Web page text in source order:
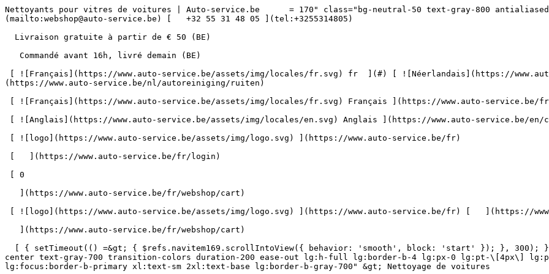
Nettoyants pour vitres de voitures | Auto-service.be      = 170" class="bg-neutral-50 text-gray-800 antialiased" id="pg-222" &gt;   [    webshop@auto-service.be ](mailto:webshop@auto-service.be) [   +32 55 31 48 05 ](tel:+3255314805) 

  Livraison gratuite à partir de € 50 (BE) 

   Commandé avant 16h, livré demain (BE) 

 [ ![Français](https://www.auto-service.be/assets/img/locales/fr.svg) fr  ](#) [ ![Néerlandais](https://www.auto-service.be/assets/img/locales/nl.svg) Néerlandais ](https://www.auto-service.be/nl/autoreiniging/ruiten) 

 [ ![Français](https://www.auto-service.be/assets/img/locales/fr.svg) Français ](https://www.auto-service.be/fr/nettoyage-de-voitures/vitres) 

 [ ![Anglais](https://www.auto-service.be/assets/img/locales/en.svg) Anglais ](https://www.auto-service.be/en/car-cleaning/windows) 

 [ ![logo](https://www.auto-service.be/assets/img/logo.svg) ](https://www.auto-service.be/fr) 

 [   ](https://www.auto-service.be/fr/login) 

 [ 0 

   ](https://www.auto-service.be/fr/webshop/cart)

 [ ![logo](https://www.auto-service.be/assets/img/logo.svg) ](https://www.auto-service.be/fr) [   ](https://www.auto-service.be/fr/login)     [ 0 

   ](https://www.auto-service.be/fr/webshop/cart)

  [ { setTimeout(() =&gt; { $refs.navitem169.scrollIntoView({ behavior: 'smooth', block: 'start' }); }, 300); }); }" class="relative z-30 flex items-center p-4 text-center text-gray-700 transition-colors duration-200 ease-out lg:h-full lg:border-b-4 lg:px-0 lg:pt-\[4px\] lg:pb-0 lg:text-xs lg:font-medium lg:text-gray-800 lg:focus:border-b-primary xl:text-sm 2xl:text-base lg:border-b-gray-700" &gt; Nettoyage de voitures      

 ](https://www.auto-service.be/fr/nettoyage-de-voitures) **Nettoyage de voitures** 

 [    ![Extérieur](https://www.auto-service.be/assets/media/30740/conversions/exterieur-navthumb.jpg)  

 Extérieur 

 ](https://www.auto-service.be/fr/nettoyage-de-voitures/exterieur) [    ![Shampooing auto](https://www.auto-service.be/assets/media/30734/conversions/autoshampoo-navthumb.jpg)  

 Shampooing auto 

 ](https://www.auto-service.be/fr/nettoyage-de-voitures/shampooing-auto) [    ![Intérieur](https://www.auto-service.be/assets/media/30732/conversions/interieur-navthumb.jpg)  

 Intérieur 

 ](https://www.auto-service.be/fr/nettoyage-de-voitures/interieur) [    ![Sellerie cuir](https://www.auto-service.be/assets/media/30721/conversions/lederen-bekleding-navthumb.jpg)  

 Sellerie cuir 

 ](https://www.auto-service.be/fr/nettoyage-de-voitures/sellerie-cuir) [    ![Jantes et pneus](https://www.auto-service.be/assets/media/30719/conversions/velgen-banden-navthumb.jpg)  

 Jantes et pneus 

 ](https://www.auto-service.be/fr/nettoyage-de-voitures/jantes-et-pneus) [    ![Polissage](https://www.auto-service.be/assets/media/30717/conversions/polijsten-navthumb.jpg)  

 Polissage 

 ](https://www.auto-service.be/fr/nettoyage-de-voitures/polissage) [    ![Vitres](https://www.auto-service.be/assets/media/30715/conversions/ruiten-navthumb.jpg)  

 Vitres 

 ](https://www.auto-service.be/fr/nettoyage-de-voitures/vitres) [    ![Cire et protection](https://www.auto-service.be/assets/media/30713/conversions/wax-protect-navthumb.jpg)  

 Cire et protection 

 ](https://www.auto-service.be/fr/nettoyage-de-voitures/cire-et-protection) [    ![Traitement anti-rayures](https://www.auto-service.be/assets/media/30711/conversions/krasbehandeling-navthumb.jpg)  

 Traitement anti-rayures 

 ](https://www.auto-service.be/fr/nettoyage-de-voitures/traitement-anti-rayures) [    ![Accessoires](https://www.auto-service.be/assets/media/30709/conversions/toebehoren-navthumb.jpg)  

 Accessoires 

 ](https://www.auto-service.be/fr/nettoyage-de-voitures/accessoires) [    ![Kits](https://www.auto-service.be/assets/media/30668/conversions/kits-navthumb.jpg)  

 Kits 

 ](https://www.auto-service.be/fr/nettoyage-de-voitures/kits) 

 [ { setTimeout(() =&gt; { $refs.navitem260.scrollIntoView({ behavior: 'smooth', block: 'start' }); }, 300); }); }" class="relative z-30 flex items-center p-4 text-center text-gray-700 transition-colors duration-200 ease-out lg:h-full lg:border-b-4 lg:px-0 lg:pt-\[4px\] lg:pb-0 lg:text-xs lg:font-medium lg:text-gray-800 lg:focus:border-b-primary xl:text-sm 2xl:text-base lg:border-b-transparent lg:hover:border-b-gray-300" &gt; Bagages et transport      

 ](https://www.auto-service.be/fr/bagages-et-transport) **Bagages et transport** 

 [    ![Porte-vélos](https://www.auto-service.be/assets/media/25667/conversions/fietsendragers-navthumb.jpg)  

 Porte-vélos 

 ](https://www.auto-service.be/fr/bagages-et-transport/porte-velos) [    ![Coffres de toit](https://www.auto-service.be/assets/media/25666/conversions/dakkoffer-navthumb.jpg)  

 Coffres de toit 

 ](https://www.auto-service.be/fr/bagages-et-transport/coffres-de-toit) [    ![Porte-bagages de toit](https://www.auto-service.be/assets/media/25668/conversions/dakdrager-navthumb.jpg)  

 Porte-bagages de toit 

 ](https://www.auto-service.be/fr/bagages-et-transport/porte-bagages-de-toit) [    ![Accessoires de remorque](https://www.auto-service.be/assets/media/18910/conversions/aanhangwagen-accessoires-navthumb.jpg)  

 Accessoires de remorque 

 ](https://www.auto-service.be/fr/bagages-et-transport/accessoires-de-remorque) [    ![Éclairage de la remorque](https://www.auto-service.be/assets/media/18912/conversions/verlichting-aanhangwagen-navthumb.jpg)  

 Éclairage de la remorque 

 ](https://www.auto-service.be/fr/bagages-et-transport/eclairage-de-la-remorque) [    ![Feux de travail et feux de balisage](https://www.auto-service.be/assets/media/27547/conversions/werk-zwaailichten-navthumb.jpg)  

 Feux de travail et feux de balisage 

 ](https://www.auto-service.be/fr/bagages-et-transport/feux-de-travail-et-feux-de-balisage) [    ![Matériau des pneus](https://www.auto-service.be/assets/media/33955/conversions/bandenmateriaal-navthumb.jpg)  

 Matériau des pneus 

 ](https://www.auto-service.be/fr/bagages-et-transport/materiau-des-pneus) [    ![Coffres sur boule d'attelage](https://www.auto-service.be/assets/media/27537/conversions/trekhaak-koffers-navthumb.jpg)  

 Coffres sur boule d'attelage 

 ](https://www.auto-service.be/fr/bagages-et-transport/coffres-sur-boule-dattelage) [    ![Sécurité sur la route](https://www.auto-service.be/assets/media/28234/conversions/pech-onderweg-navthumb.jpg)  

 Sécurité sur la route 

 ](https://www.auto-service.be/fr/bagages-et-transport/securite-sur-la-route) 

 [ { setTimeout(() =&gt; { $refs.navitem350.scrollIntoView({ behavior: 'smooth', block: 'start' }); }, 300); }); }" class="relative z-30 flex items-center p-4 text-center text-gray-700 transition-colors duration-200 ease-out lg:h-full lg:border-b-4 lg:px-0 lg:pt-\[4px\] lg:pb-0 lg:text-xs lg:font-medium lg:text-gray-800 lg:focus:border-b-primary